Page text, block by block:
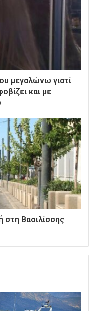
μεγαλώνω γιατί
και με
Βασιλίσσης